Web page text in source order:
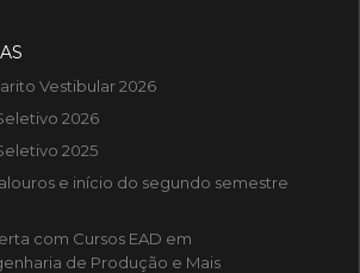
Vestibular 2026
2026
2025
e início do segundo semestre
com Cursos EAD em
de Produção e Mais